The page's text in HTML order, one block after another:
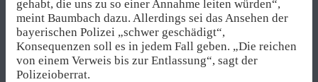
gehabt, die uns zu so einer Annahme leiten würden“,
meint Baumbach dazu. Allerdings sei das Ansehen der
bayerischen Polizei „schwer geschädigt“,
Konsequenzen soll es in jedem Fall geben. „Die reichen
von einem Verweis bis zur Entlassung“, sagt der
Polizeioberrat.